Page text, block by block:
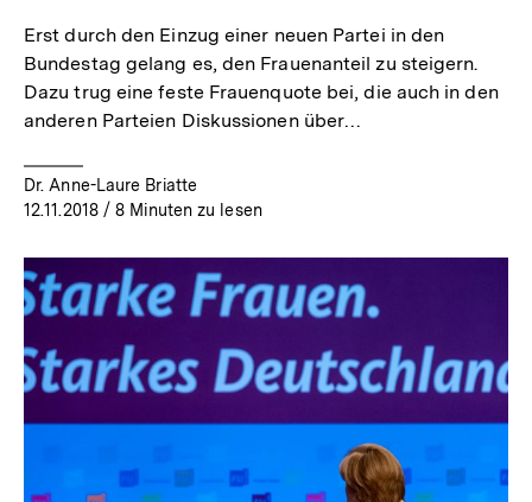
Erst durch den Einzug einer neuen Partei in den
Bundestag gelang es, den Frauenanteil zu steigern.
Dazu trug eine feste Frauenquote bei, die auch in den
anderen Parteien Diskussionen über…
Dr. Anne-Laure Briatte
12.11.2018/ 8 Minuten zu lesen